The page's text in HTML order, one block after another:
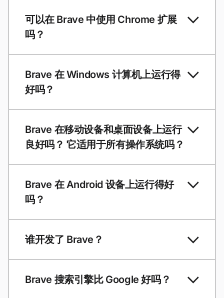
可以在 Brave 中使用 Chrome 扩展
吗？
Brave 在 Windows 计算机上运行得
好吗？
Brave 在移动设备和桌面设备上运行
良好吗？ 它适用于所有操作系统吗？
Brave 在 Android 设备上运行得好
吗？
谁开发了 Brave？
Brave 搜索引擎比 Google 好吗？